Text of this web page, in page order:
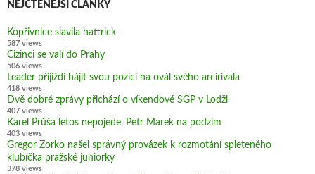
NEJČTENĚJŠÍ ČLÁNKY
Kopřivnice slavila hattrick
587 views
Cizinci se valí do Prahy
506 views
Leader přijíždí hájit svou pozici na ovál svého arcirivala
418 views
Dvě dobré zprávy přichází o víkendové SGP v Lodži
407 views
Karel Průša letos nepojede, Petr Marek na podzim
403 views
Gregor Zorko našel správný provázek k rozmotání spleteného
klubíčka pražské juniorky
378 views